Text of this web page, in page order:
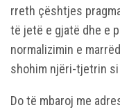
rreth çështjes
të jetë e gjatë dhe e
normalizimin e
shohim njëri-tjetrin
Do të mbaroj me